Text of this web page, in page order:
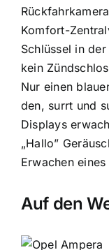
Komfort-
Schlüssel in
kein
Nur einen
den, surrt und
Displays
„Hallo”
Erwachen
Auf den